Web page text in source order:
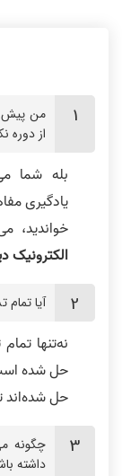
من پیش‌
از دوره
بله شما
یادگیری
خواندید،
الکترونیک
آیا
نه‌تنها
حل شده
حل شده‌اند
چگونه‌
داشته